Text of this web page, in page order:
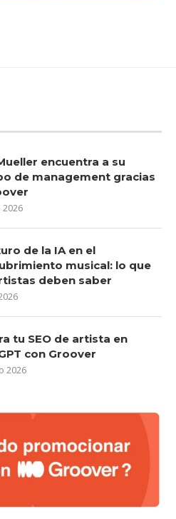
encuentra a su
de management gracias
2026
de la IA en el
musical: lo que
deben saber
tu SEO de artista en
con Groover
2026